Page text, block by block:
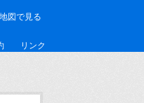
地図で見る
リンク